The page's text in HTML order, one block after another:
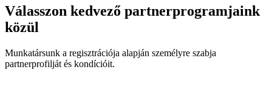
Válasszon kedvező partnerprogramjaink
közül
Munkatársunk a regisztrációja alapján személyre szabja
partnerprofilját és kondícióit.